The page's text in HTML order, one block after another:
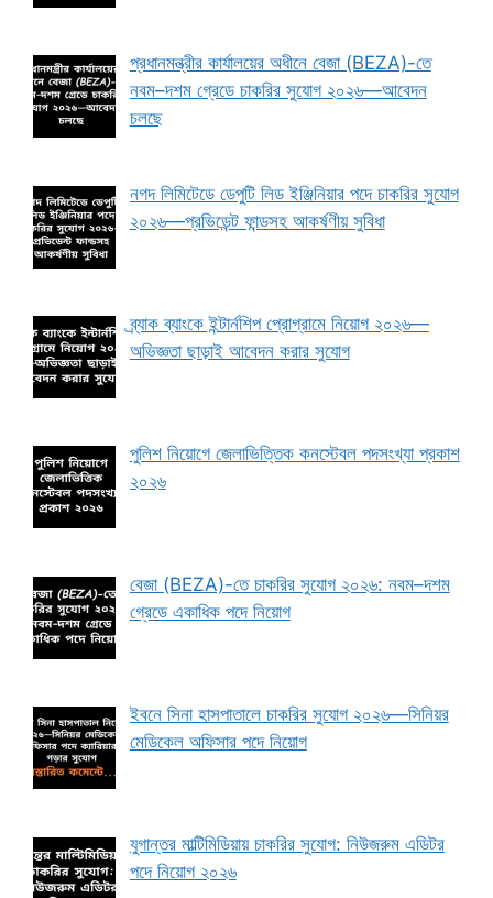
প্রধানমন্ত্রীর কার্যালয়ের অধীনে বেজা (BEZA)-তে
নবম–দশম গ্রেডে চাকরির সুযোগ ২০২৬—আবেদন
চলছে
নগদ লিমিটেডে ডেপুটি লিড ইঞ্জিনিয়ার পদে চাকরির সুযোগ
২০২৬—প্রভিডেন্ট ফান্ডসহ আকর্ষণীয় সুবিধা
ব্র্যাক ব্যাংকে ইন্টার্নশিপ প্রোগ্রামে নিয়োগ ২০২৬—
অভিজ্ঞতা ছাড়াই আবেদন করার সুযোগ
পুলিশ নিয়োগে জেলাভিত্তিক কনস্টেবল পদসংখ্যা প্রকাশ
২০২৬
বেজা (BEZA)-তে চাকরির সুযোগ ২০২৬: নবম–দশম
গ্রেডে একাধিক পদে নিয়োগ
ইবনে সিনা হাসপাতালে চাকরির সুযোগ ২০২৬—সিনিয়র
মেডিকেল অফিসার পদে নিয়োগ
যুগান্তর মাল্টিমিডিয়ায় চাকরির সুযোগ: নিউজরুম এডিটর
পদে নিয়োগ ২০২৬